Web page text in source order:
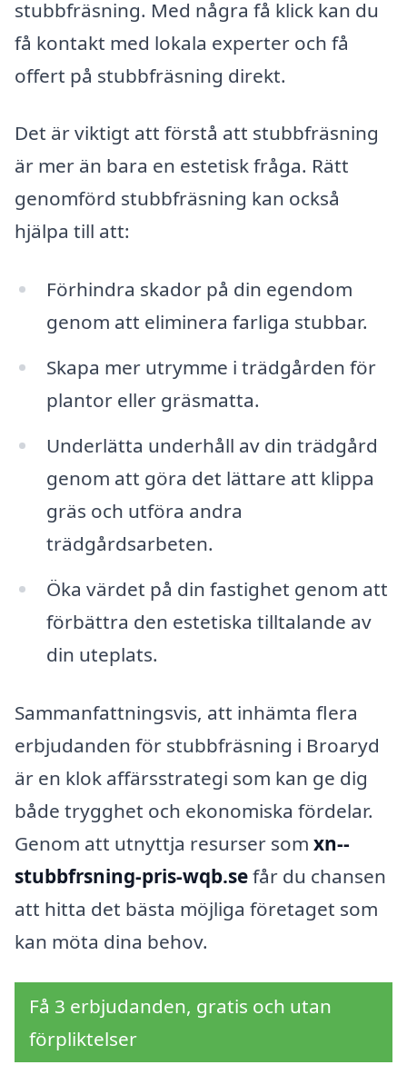
stubbfräsning. Med några få klick kan du
få kontakt med lokala experter och få
offert på stubbfräsning direkt.
Det är viktigt att förstå att stubbfräsning
är mer än bara en estetisk fråga. Rätt
genom­förd stubbfräsning kan också
hjälpa till att:
Förhindra skador på din egendom
genom att eliminera farliga stubbar.
Skapa mer utrymme i trädgården för
plantor eller gräsmatta.
Underlätta underhåll av din trädgård
genom att göra det lättare att klippa
gräs och utföra andra
trädgårdsarbeten.
Öka värdet på din fastighet genom att
förbättra den estetiska tilltalande av
din uteplats.
Sammanfattningsvis, att in­hämta flera
erbjudanden för stubbfräsning i Broaryd
är en klok affärsstrategi som kan ge dig
både trygghet och ekonomiska fördelar.
Genom att utnyttja resurser som xn--
stubbfrsning-pris-wqb.sefår du chansen
att hitta det bästa möjliga företaget som
kan möta dina behov.
Få 3 erbjudanden, gratis och utan
förpliktelser